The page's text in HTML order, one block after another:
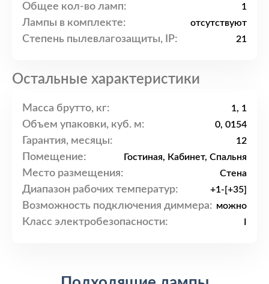
Общее кол-во ламп: 1
Лампы в комплекте: отсутствуют
Степень пылевлагозащиты, IP: 21
Остальные характеристики
Масса брутто, кг: 1, 1
Объем упаковки, куб. м: 0, 0154
Гарантия, месяцы: 12
Помещение: Гостиная, Кабинет, Спальня
Место размещения: Стена
Диапазон рабочих температур: +1-[+35]
Возможность подключения диммера: можно
Класс электробезопасности: